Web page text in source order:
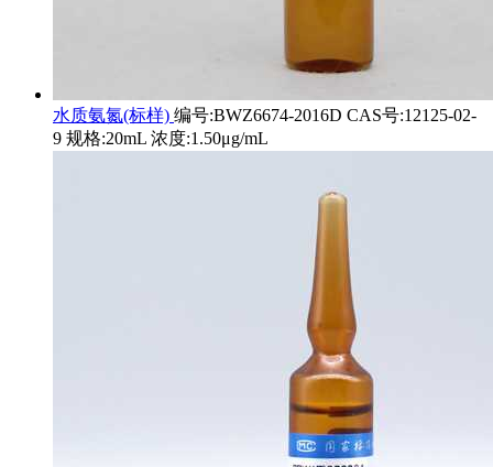
水质氨氮(标样) 编号:BWZ6674-2016D CAS号:12125-02-
9 规格:20mL 浓度:1.50μg/mL